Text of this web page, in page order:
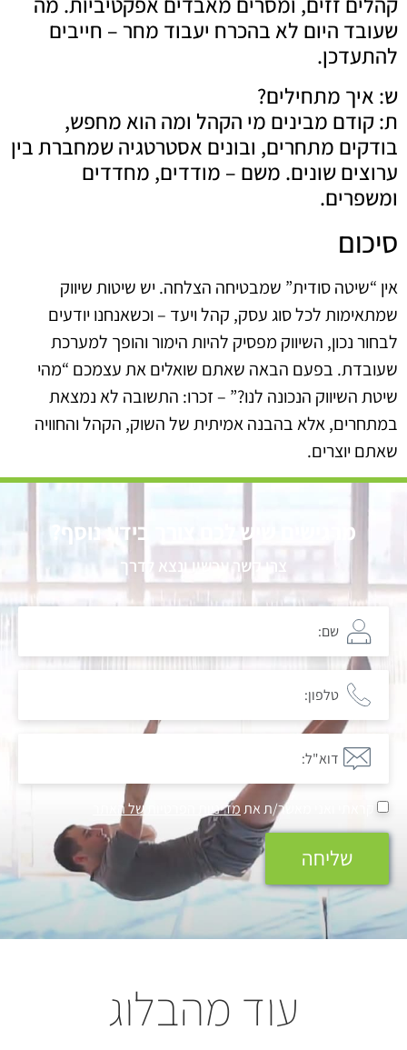
שעובד היום לא בהכרח יעבוד מחר – חייבים
להתעדכן.
ש: איך מתחילים?
ת: קודם מבינים מי הקהל ומה הוא מחפש,
בודקים מתחרים, ובונים אסטרטגיה שמחברת בין
ערוצים שונים. משם – מודדים, מחדדים
ומשפרים.
סיכום
אין “שיטה סודית” שמבטיחה הצלחה. יש שיטות שיווק
שמתאימות לכל סוג עסק, קהל ויעד – וכשאנחנו יודעים
לבחור נכון, השיווק מפסיק להיות הימור והופך למערכת
שעובדת. בפעם הבאה שאתם שואלים את עצמכם “מהי
שיטת השיווק הנכונה לנו?” – זכרו: התשובה לא נמצאת
במתחרים, אלא בהבנה אמיתית של השוק, הקהל והחוויה
שאתם יוצרים.
מרגישים שיש לכם צורך בידע נוסף?
צרו קשר עכשיו ונצא לדרך
קראתי ואני מאשר/ת אתמדיניות הפרטיות של האתר
שליחה
עוד מהבלוג